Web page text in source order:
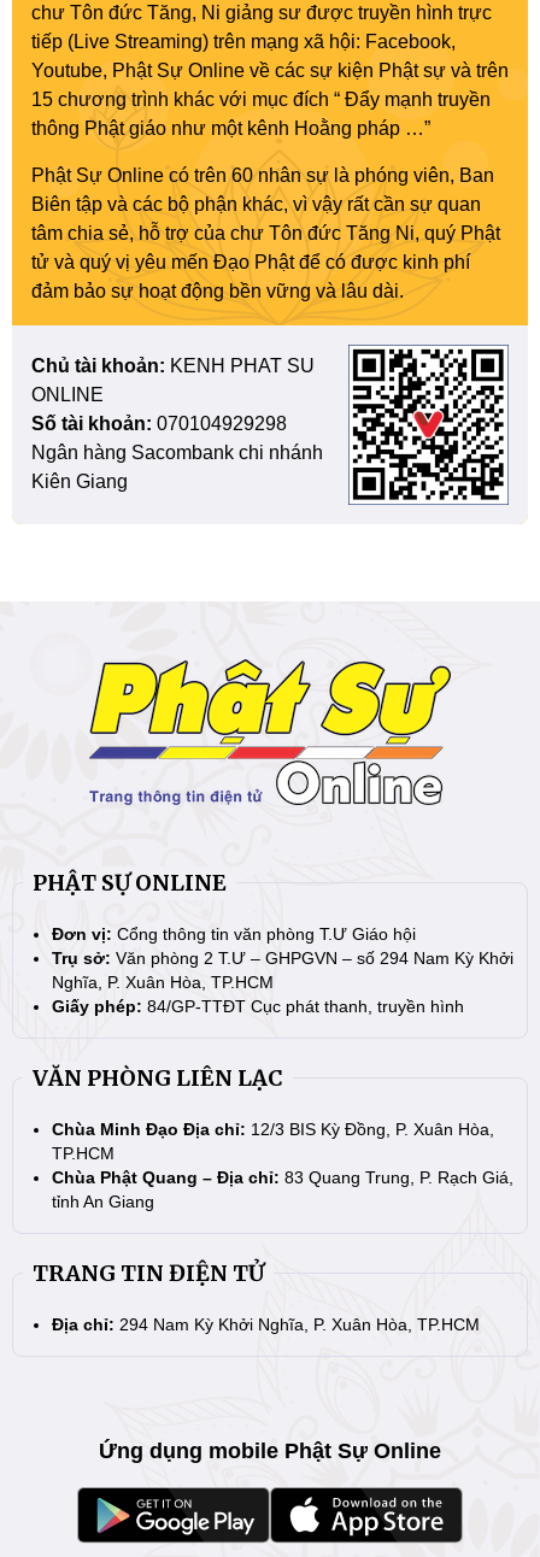
chư Tôn đức Tăng, Ni giảng sư được truyền hình trực
tiếp (Live Streaming) trên mạng xã hội: Facebook,
Youtube, Phật Sự Online về các sự kiện Phật sự và trên
15 chương trình khác với mục đích “ Đẩy mạnh truyền
thông Phật giáo như một kênh Hoằng pháp …”
Phật Sự Online có trên 60 nhân sự là phóng viên, Ban
Biên tập và các bộ phận khác, vì vậy rất cần sự quan
tâm chia sẻ, hỗ trợ của chư Tôn đức Tăng Ni, quý Phật
tử và quý vị yêu mến Đạo Phật để có được kinh phí
đảm bảo sự hoạt động bền vững và lâu dài.
Chủ tài khoản: KENH PHAT SU
ONLINE
Số tài khoản: 070104929298
Ngân hàng Sacombank chi nhánh
Kiên Giang
PHẬT SỰ ONLINE
Đơn vị: Cổng thông tin văn phòng T.Ư Giáo hội
Trụ sở: Văn phòng 2 T.Ư – GHPGVN – số 294 Nam Kỳ Khởi
Nghĩa, P. Xuân Hòa, TP.HCM
Giấy phép: 84/GP-TTĐT Cục phát thanh, truyền hình
VĂN PHÒNG LIÊN LẠC
Chùa Minh Đạo Địa chỉ: 12/3 BIS Kỳ Đồng, P. Xuân Hòa,
TP.HCM
Chùa Phật Quang – Địa chỉ: 83 Quang Trung, P. Rạch Giá,
tỉnh An Giang
TRANG TIN ĐIỆN TỬ
Địa chỉ: 294 Nam Kỳ Khởi Nghĩa, P. Xuân Hòa, TP.HCM
Ứng dụng mobile Phật Sự Online